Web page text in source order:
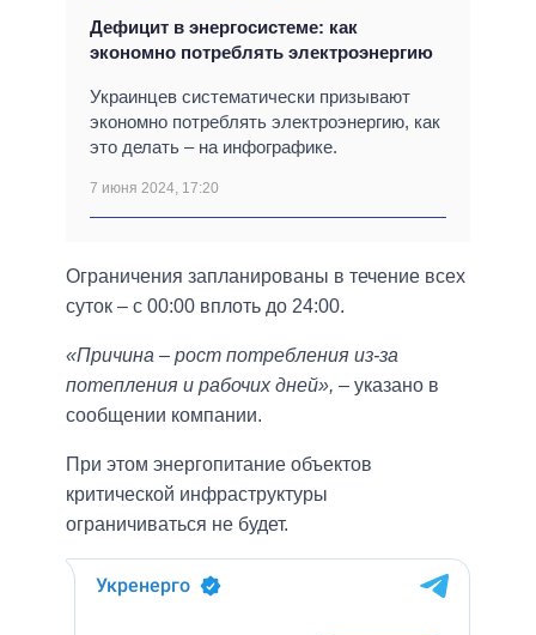
Дефицит в энергосистеме: как
экономно потреблять электроэнергию
Украинцев систематически призывают
экономно потреблять электроэнергию, как
это делать – на инфографике.
7 июня 2024, 17:20
Ограничения запланированы в течение всех
суток – с 00:00 вплоть до 24:00.
«Причина – рост потребления из-за
потепления и рабочих дней», – указано в
сообщении компании.
При этом энергопитание объектов
критической инфраструктуры
ограничиваться не будет.